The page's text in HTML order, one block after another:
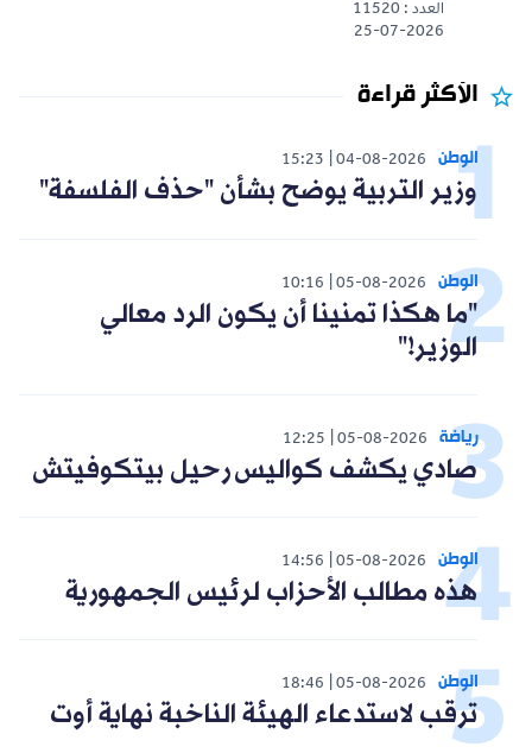
العدد : 11520
25-07-2026
الأكثر قراءة
الوطن 04-08-2026
15:23
وزير التربية يوضح بشأن "حذف الفلسفة"
الوطن 05-08-2026
10:16
"ما هكذا تمنينا أن يكون الرد معالي
الوزير!"
رياضة 05-08-2026
12:25
صادي يكشف كواليس رحيل بيتكوفيتش
الوطن 05-08-2026
14:56
هذه مطالب الأحزاب لرئيس الجمهورية
الوطن 05-08-2026
18:46
ترقب لاستدعاء الهيئة الناخبة نهاية أوت